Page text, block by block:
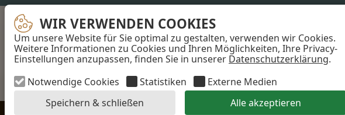
WIR VERWENDEN COOKIES
Um unsere Website für Sie optimal zu gestalten, verwenden wir Cookies.
Weitere Informationen zu Cookies und Ihren Möglichkeiten, Ihre Privacy-
Einstellungen anzupassen, finden Sie in unserer Datenschutzerklärung.
Notwendige Cookies
Statistiken
Externe Medien
Speichern & schließen
Alle akzeptieren
WIR VERWENDEN COOKIES
...
Akzeptieren